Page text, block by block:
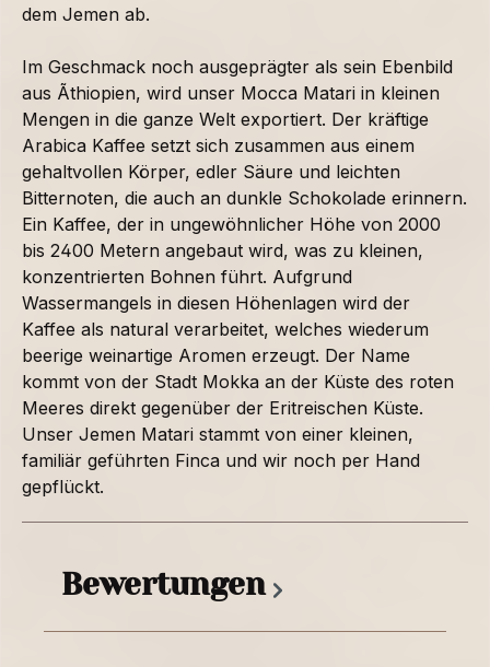
dem Jemen ab.
Im Geschmack noch ausgeprägter als sein Ebenbild
aus Ãthiopien, wird unser Mocca Matari in kleinen
Mengen in die ganze Welt exportiert. Der kräftige
Arabica Kaffee setzt sich zusammen aus einem
gehaltvollen Körper, edler Säure und leichten
Bitternoten, die auch an dunkle Schokolade erinnern.
Ein Kaffee, der in ungewöhnlicher Höhe von 2000
bis 2400 Metern angebaut wird, was zu kleinen,
konzentrierten Bohnen führt. Aufgrund
Wassermangels in diesen Höhenlagen wird der
Kaffee als natural verarbeitet, welches wiederum
beerige weinartige Aromen erzeugt. Der Name
kommt von der Stadt Mokka an der Küste des roten
Meeres direkt gegenüber der Eritreischen Küste.
Unser Jemen Matari stammt von einer kleinen,
familiär geführten Finca und wir noch per Hand
gepflückt.
Bewertungen